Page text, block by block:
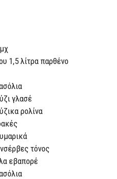
1,5 λίτρα παρθένο
γλασέ
ρολίνα
τόνος
εβαπορέ